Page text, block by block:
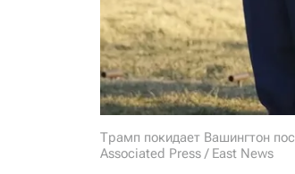
Трамп покидает Вашингтон
Associated Press / East News